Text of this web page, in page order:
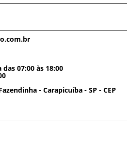
07:00 às 18:00
- Carapicuíba - SP - CEP